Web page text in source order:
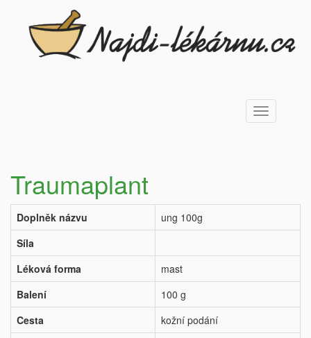
Toggle
navigation
Traumaplant
Doplněk názvu
ung 100g
Síla
Léková forma
mast
Balení
100 g
Cesta
kožní podání